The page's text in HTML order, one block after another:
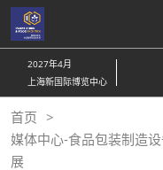
直
接
跳
至
内
容
2027年4月
上海新国际博览中心
首页
媒体中心-食品包装制造
展